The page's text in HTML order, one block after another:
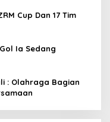
Cup Dan 17 Tim
Ia Sedang
: Olahraga Bagian